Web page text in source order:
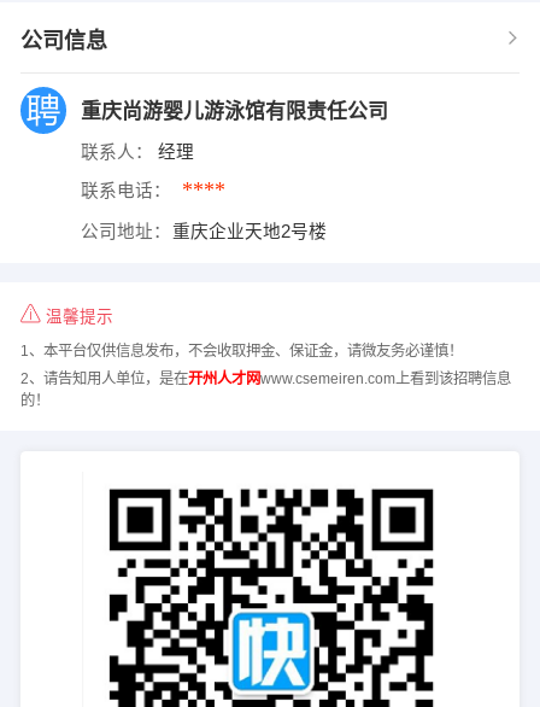
公司信息
重庆尚游婴儿游泳馆有限责任公司
联系人： 经理
联系电话： ****
公司地址： 重庆企业天地2号楼
温馨提示
1、本平台仅供信息发布，不会收取押金、保证金，请微友务必谨慎！
2、请告知用人单位，是在开州人才网www.csemeiren.com上看到该招聘信息
的！